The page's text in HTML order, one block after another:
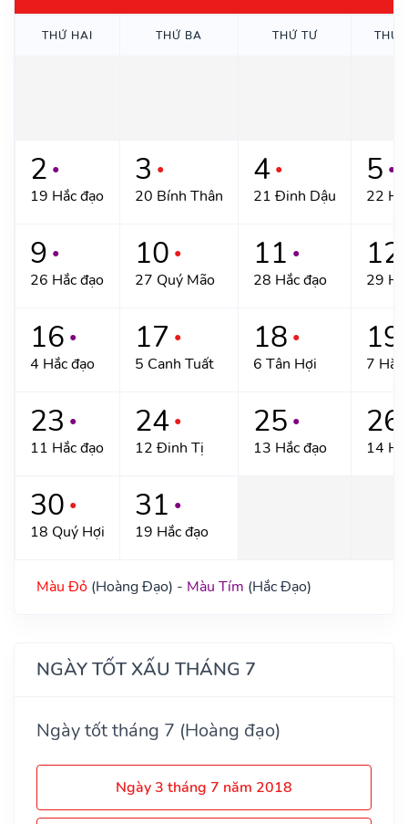
THỨ HAI THỨ BA THỨ TƯ THỨ
2 ●
19 Hắc đạo
3 ●
20 Bính Thân
4 ●
21 Đinh Dậu
5 ●
22
9 ●
26 Hắc đạo
10 ●
27 Quý Mão
11 ●
28 Hắc đạo
12
29
16 ●
4 Hắc đạo
17 ●
5 Canh Tuất
18 ●
6 Tân Hợi
19
7 Hắc
23 ●
11 Hắc đạo
24 ●
12 Đinh Tị
25 ●
13 Hắc đạo
26
14
30 ●
18 Quý Hợi
31 ●
19 Hắc đạo
Màu Đỏ (Hoàng Đạo) - Màu Tím (Hắc Đạo)
NGÀY TỐT XẤU THÁNG 7
Ngày tốt tháng 7 (Hoàng đạo)
Ngày 3 tháng 7 năm 2018